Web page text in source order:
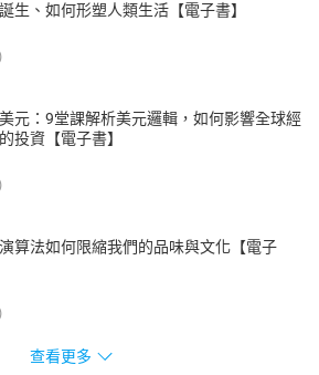
生、如何形塑人類生活【電子書】
元：9堂課解析美元邏輯，如何影響全球經
投資【電子書】
算法如何限縮我們的品味與文化【電子
查看更多